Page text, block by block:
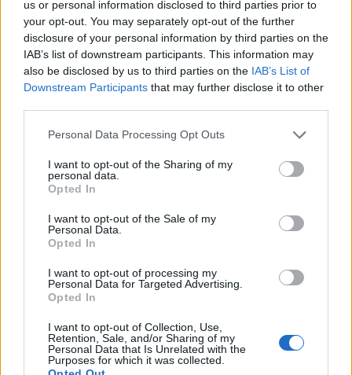
us or personal information disclosed to third parties prior to
your opt-out. You may separately opt-out of the further
disclosure of your personal information by third parties on the
IAB’s list of downstream participants. This information may
also be disclosed by us to third parties on the IAB’s List of
Downstream Participants that may further disclose it to other
Please note that this website/app uses one or more Google
not limited to your visit or usage behaviour. You may click to
grant or deny consent to Google and its third-party tags to
use your data for below specified purposes in below Google
consent section.
Personal Data Processing Opt Outs
I want to opt-out of the Sharing of my
personal data.
Opted In
I want to opt-out of the Sale of my
Personal Data.
Opted In
I want to opt-out of processing my
Personal Data for Targeted Advertising.
Opted In
I want to opt-out of Collection, Use,
Retention, Sale, and/or Sharing of my
Personal Data that Is Unrelated with the
Purposes for which it was collected.
NECROLOGIE
Mario Malu
Paolo Pinna
Martina Agostina Diturco